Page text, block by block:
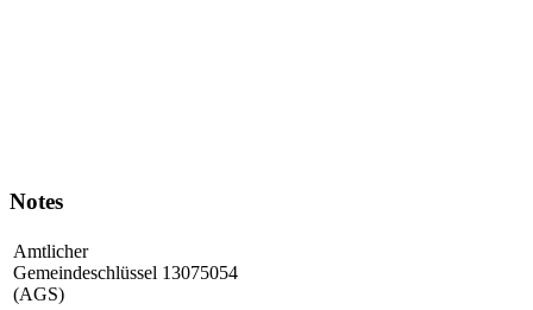
Notes
Amtlicher
Gemeindeschlüssel
(AGS)
13075054